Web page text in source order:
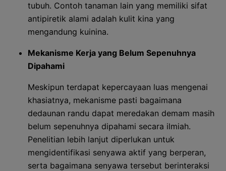
tubuh. Contoh tanaman lain yang memiliki sifat
antipiretik alami adalah kulit kina yang
mengandung kuinina.
Mekanisme Kerja yang Belum Sepenuhnya
Dipahami
Meskipun terdapat kepercayaan luas mengenai
khasiatnya, mekanisme pasti bagaimana
dedaunan randu dapat meredakan demam masih
belum sepenuhnya dipahami secara ilmiah.
Penelitian lebih lanjut diperlukan untuk
mengidentifikasi senyawa aktif yang berperan,
serta bagaimana senyawa tersebut berinteraksi